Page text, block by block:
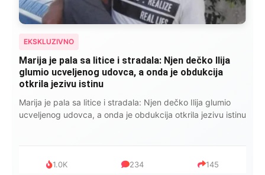
EKSKLUZIVNO
Marija je pala sa litice i stradala: Njen dečko Ilija
glumio ucveljenog udovca, a onda je obdukcija
otkrila jezivu istinu
Marija je pala sa litice i stradala: Njen dečko Ilija glumio
ucveljenog udovca, a onda je obdukcija otkrila jezivu istinu
1.0K 234 145